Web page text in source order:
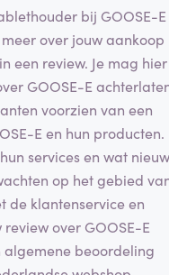
bij GOOSE-E
over jouw aankoop
een review. Je mag hier
GOOSE-E
voorzien van een
E en hun producten.
services en wat
op het gebied
de klantenservice en
over GOOSE-E
algemene beoordeling